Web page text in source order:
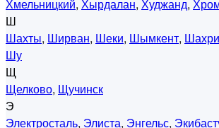
Хмельницкий, Хырдалан, Худжанд,
Ш
Шахты, Ширван, Шеки, Шымкент,
Шу
Щ
Щелково, Щучинск
Э
Электросталь, Элиста, Энгельс,